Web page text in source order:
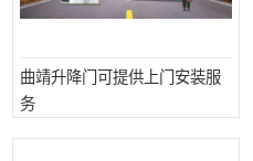
曲靖升降门可提供上门安装服
务